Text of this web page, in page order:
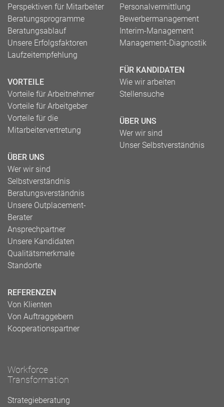
Perspektiven für Mitarbeiter
Beratungsprogramme
Beratungsablauf
Unsere Erfolgsfaktoren
Laufzeitempfehlung
VORTEILE
Vorteile für Arbeitnehmer
Vorteile für Arbeitgeber
Vorteile für die
Mitarbeitervertretung
ÜBER UNS
Wer wir sind
Selbstverständnis
Beratungsverständnis
Unsere Outplacement-
Berater
Ansprechpartner
Unsere Kandidaten
Qualitätsmerkmale
Standorte
REFERENZEN
Von Klienten
Von Auftraggebern
Kooperationspartner
Personalvermittlung
Bewerbermanagement
Interim-Management
Management-Diagnostik
FÜR KANDIDATEN
Wie wir arbeiten
Stellensuche
ÜBER UNS
Wer wir sind
Unser Selbstverständnis
Workforce
Transformation
Strategieberatung